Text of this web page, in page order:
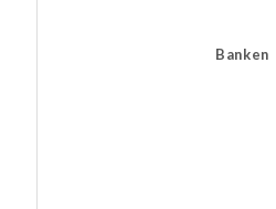
Banken